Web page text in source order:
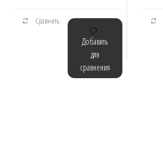
Сравнить
Добавить
для
сравнения